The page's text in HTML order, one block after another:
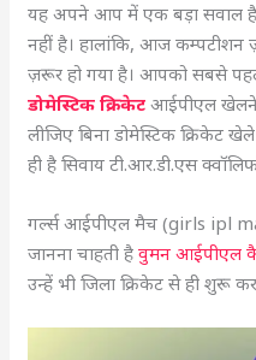
यह अपने आप में एक बड़ा सवाल है
नहीं है। हालांकि, आज कम्पटीशन
ज़रूर हो गया है। आपको सबसे
डोमेस्टिक क्रिकेट आईपीएल
लीजिए बिना डोमेस्टिक क्रिकेट
ही है सिवाय टी.आर.डी.एस
गर्ल्स आईपीएल मैच (girls ipl
जानना चाहती हैवुमन आईपीएल
उन्हें भी जिला क्रिकेट से ही शुरू